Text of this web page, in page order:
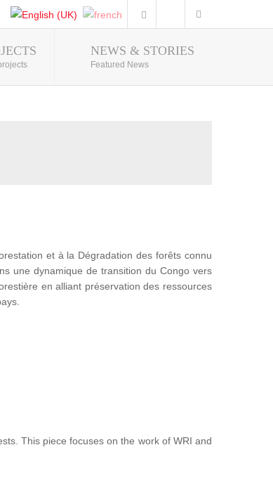
Photo Gallery
NEWS & STORIES
Featured News
et à la Dégradation des forêts connu
une dynamique de transition du Congo vers
en alliant préservation des ressources
This piece focuses on the work of WRI and